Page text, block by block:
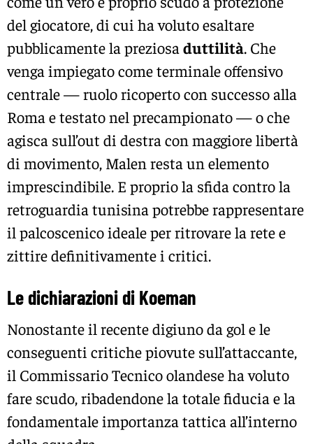
del giocatore, di cui ha voluto esaltare
pubblicamente la preziosa duttilità. Che
venga impiegato come terminale offensivo
centrale — ruolo ricoperto con successo alla
Roma e testato nel precampionato — o che
agisca sull’out di destra con maggiore libertà
di movimento, Malen resta un elemento
imprescindibile. E proprio la sfida contro la
retroguardia tunisina potrebbe rappresentare
il palcoscenico ideale per ritrovare la rete e
zittire definitivamente i critici.
Le dichiarazioni di Koeman
Nonostante il recente digiuno da gol e le
conseguenti critiche piovute sull’attaccante,
il Commissario Tecnico olandese ha voluto
fare scudo, ribadendone la totale fiducia e la
fondamentale importanza tattica all’interno